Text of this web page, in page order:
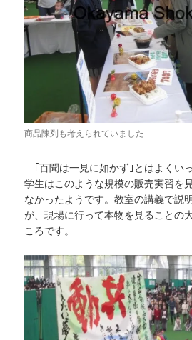
商品陳列も考えられていました
｢百聞は一見に如かず｣とはよくい
学生はこのような規模の販売実習を
なかったようです。教室の講義で説
が、現場に行って本物を見ることの
ころです。